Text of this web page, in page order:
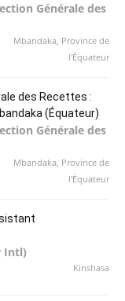
Générale des
Mbandaka, Province de
l'Équateur
des Recettes :
(Équateur)
Générale des
Mbandaka, Province de
l'Équateur
Intl)
Kinshasa